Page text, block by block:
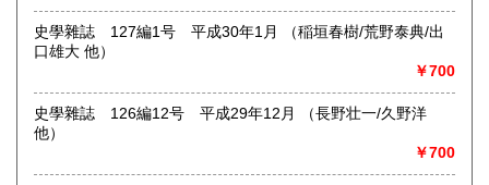
取り扱い分野
哲学宗教、歴史、社会科学、自然科学、美術工芸、国語国
史學雜誌 127編1号 平成30年1月 （稲垣春樹/荒野泰典/出
口雄大 他）
￥700
史學雜誌 126編12号 平成29年12月 （長野壮一/久野洋
他）
￥700